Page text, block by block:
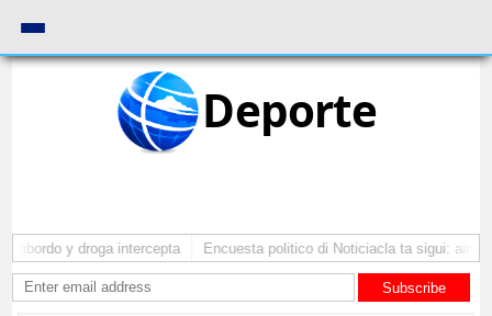
Deporte
abordo y droga intercepta Encuesta politico di Noticiacla ta sigui: ainda
Subscribe